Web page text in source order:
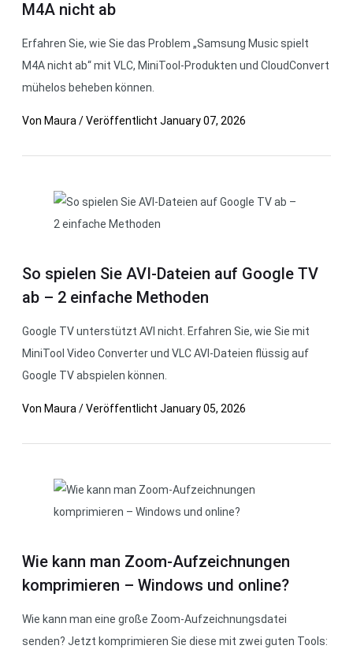
M4A nicht ab
Erfahren Sie, wie Sie das Problem „Samsung Music spielt
M4A nicht ab“ mit VLC, MiniTool-Produkten und CloudConvert
mühelos beheben können.
Von Maura /Veröffentlicht January 07, 2026
So spielen Sie AVI-Dateien auf Google TV
ab – 2 einfache Methoden
Google TV unterstützt AVI nicht. Erfahren Sie, wie Sie mit
MiniTool Video Converter und VLC AVI-Dateien flüssig auf
Google TV abspielen können.
Von Maura /Veröffentlicht January 05, 2026
Wie kann man Zoom-Aufzeichnungen
komprimieren – Windows und online?
Wie kann man eine große Zoom-Aufzeichnungsdatei
senden? Jetzt komprimieren Sie diese mit zwei guten Tools: